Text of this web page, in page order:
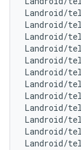
Landroid/
Landroid/
Landroid/
Landroid/
Landroid/
Landroid/
Landroid/
Landroid/
Landroid/
Landroid/
Landroid/
Landroid/